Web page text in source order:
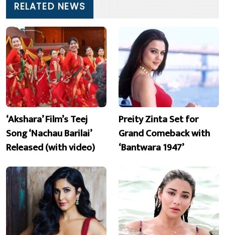
RELATED NEWS
‘Akshara’ Film’s Teej
Song ‘Nachau Barilai’
Released (with video)
Preity Zinta Set for
Grand Comeback with
‘Bantwara 1947’